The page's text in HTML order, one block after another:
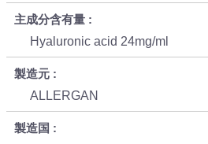
主成分含有量
Hyaluronic acid 24mg/ml
製造元
ALLERGAN
製造国